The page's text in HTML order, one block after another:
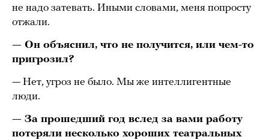
не надо затевать. Иными словами, меня попросту
отжали.
— Он объяснил, что не получится, или чем-то
пригрозил?
— Нет, угроз не было. Мы же интеллигентные
люди.
— За прошедший год вслед за вами работу
потеряли несколько хороших театральных